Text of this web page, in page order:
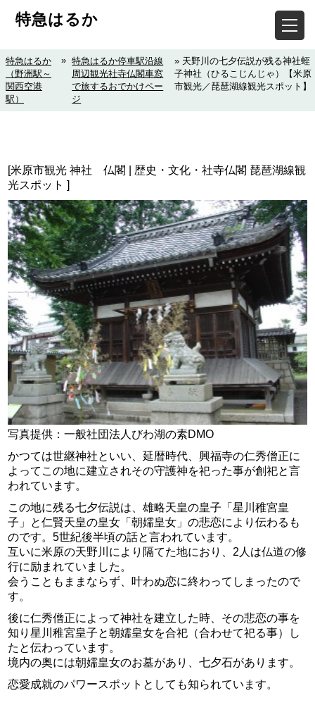
特急はるか
特急はるか
（野洲駅～
関西空港
駅）
» 特急はるか停車駅沿線
周辺観光社寺仏閣車窓
で旅するおでかけペー
ジ
» 天野川の七夕伝説が残る神社蛭
子神社（ひるこじんじゃ）【米原
市観光／琵琶湖線観光スポット】
[米原市観光 神社 仏閣 | 歴史・文化・社寺仏閣 琵琶湖線観
光スポット ]
写真提供：一般社団法人びわ湖の素DMO
かつては世継神社といい、延暦時代、興福寺の仁秀僧正に
よってこの地に建立されその守護神を祀った事が創祀と言
われています。
この地に残る七夕伝説は、雄略天皇の皇子「星川稚宮皇
子」と仁賢天皇の皇女「朝嬬皇女」の悲恋により伝わるも
のです。5世紀後半頃の話と言われています。
互いに米原の天野川により隔てた地におり、2人は仏道の修
行に励まれていました。
会うこともままならず、叶わぬ恋に終わってしまったので
す。
後に仁秀僧正によって神社を建立した時、その悲恋の事を
知り星川稚宮皇子と朝嬬皇女を合祀（合わせて祀る事）し
たと伝わっています。
境内の奥には朝嬬皇女のお墓があり、七夕石があります。
恋愛成就のパワースポットとしても知られています。